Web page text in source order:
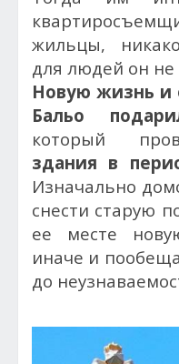
жильцы,
для людей он не
Новую жизнь и
Бальо
который
здания в
Изначально
снести старую
ее месте
иначе и
до